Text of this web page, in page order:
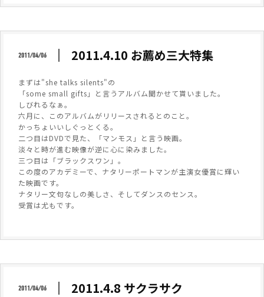
2011/04/06 2011.4.10 お薦め三大特集
まずは"she talks silents"の
「some small gifts」と言うアルバム聞かせて貰いました。
しびれるなぁ。
六月に、このアルバムがリリースされるとのこと。
かっちょいいしぐっとくる。
二つ目はDVDで見た、「マンモス」と言う映画。
淡々と時が進む映像が逆に心に染みました。
三つ目は「ブラックスワン」。
この度のアカデミーで、ナタリーポートマンが主演女優賞に輝い
た映画です。
ナタリー文句なしの美しさ、そしてダンスのセンス。
受賞は尤もです。
2011/04/06 2011.4.8 サクラサク